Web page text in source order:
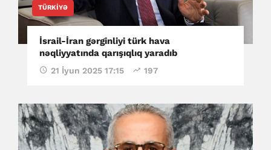
TÜRKIYƏ
İsrail-İran gərginliyi türk hava
nəqliyyatında qarışıqlıq yaradıb
21 İyun 2025 17:15 197